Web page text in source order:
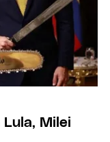
Milei